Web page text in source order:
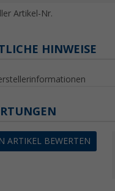
Artikel-Nr.
HINWEISE
ARTIKEL BEWERTEN